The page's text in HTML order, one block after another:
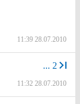
11:39 28.07.2010
... 2
11:32 28.07.2010